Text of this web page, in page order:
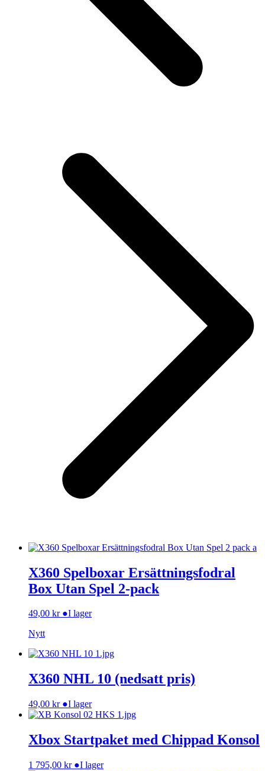
X360 Spelboxar Ersättningsfodral
Box Utan Spel 2-pack
49,00 kr ●I lager
Nytt
X360 NHL 10 (nedsatt pris)
49,00 kr ●I lager
Xbox Startpaket med Chippad Konsol
1 795,00 kr ●I lager